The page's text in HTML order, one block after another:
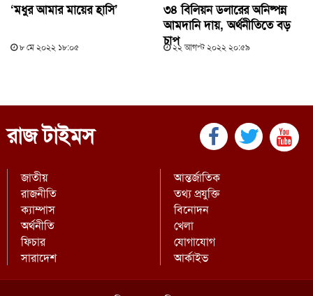
‘মধুর আমার মায়ের হাসি’
৮ মে ২০২২ ১৮:০৫
৩৪ বিলিয়ন ডলারের অনিষ্পন্ন
আমদানি দায়, অর্থনীতিতে বড়
চাপ২২ আগস্ট ২০২২ ২০:৫৯
রাজ টাইমস
জাতীয়
রাজনীতি
আন্তর্জাতিক
তথ্য প্রযুক্তি
ক্যাম্পাস
অর্থনীতি
বিনোদন
খেলা
ফিচার
সারাদেশ
যোগাযোগ
আর্কাইভ